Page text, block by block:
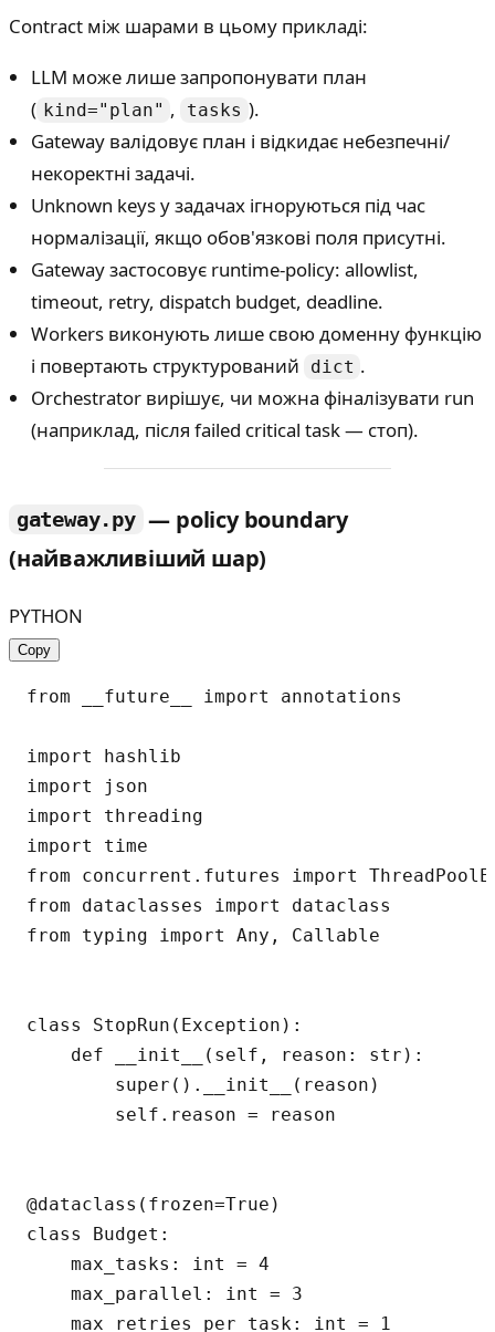
Contract між шарами в цьому прикладі:
LLM може лише запропонувати план
( kind="plan" , tasks ).
Gateway валідовує план і відкидає небезпечні/
некоректні задачі.
Unknown keys у задачах ігноруються під час
нормалізації, якщо обов'язкові поля присутні.
Gateway застосовує runtime-policy: allowlist,
timeout, retry, dispatch budget, deadline.
Workers виконують лише свою доменну функцію
і повертають структурований
dict .
Orchestrator вирішує, чи можна фіналізувати run
(наприклад, після failed critical task — стоп).
gateway.py — policy boundary
(найважливіший шар)
PYTHON
Copy
from __future__ import annotations
import hashlib
import json
import threading
import time
from concurrent.futures import
from dataclasses import dataclass
from typing import Any, Callable
class StopRun(Exception):
    def __init__(self, reason: str):
        super().__init__(reason)
        self.reason = reason
@dataclass(frozen=True)
class Budget:
    max_tasks: int = 4
    max_parallel: int = 3
    max_retries_per_task: int = 1